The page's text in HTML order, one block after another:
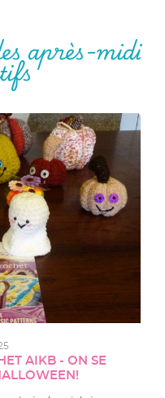
après-midi
AIKB - ON SE